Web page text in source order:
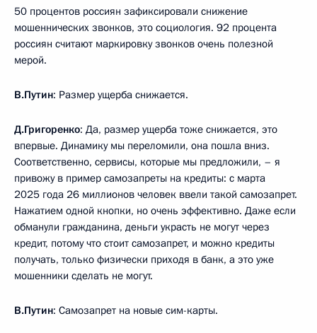
50 процентов россиян зафиксировали снижение
мошеннических звонков, это социология. 92 процента
россиян считают маркировку звонков очень полезной
мерой.
В.Путин: Размер ущерба снижается.
Д.Григоренко: Да, размер ущерба тоже снижается, это
впервые. Динамику мы переломили, она пошла вниз.
Соответственно, сервисы, которые мы предложили, – я
привожу в пример самозапреты на кредиты: с марта
2025 года 26 миллионов человек ввели такой самозапрет.
Нажатием одной кнопки, но очень эффективно. Даже если
обманули гражданина, деньги украсть не могут через
кредит, потому что стоит самозапрет, и можно кредиты
получать, только физически приходя в банк, а это уже
мошенники сделать не могут.
В.Путин: Самозапрет на новые сим-карты.